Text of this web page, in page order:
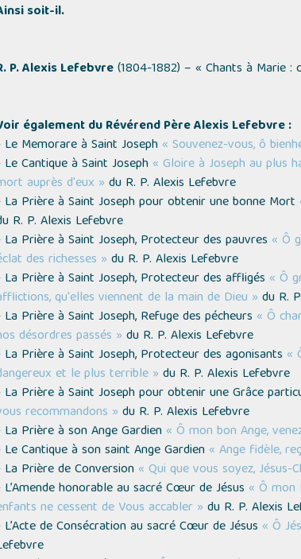
soit-il.
P. Alexis Lefebvre(1804-1882) – « Chants à Marie :
également du Révérend Père Alexis Lefebvre :
Le Memorare à Saint Joseph « Souvenez-vous, ô
Le Cantique à Saint Joseph « Gloire à Joseph au plus
auprès d'eux » du R. P. Alexis Lefebvre
La Prière à Saint Joseph pour obtenir une bonne Mort
R. P. Alexis Lefebvre
La Prière à Saint Joseph, Protecteur des pauvres « Ô
des richesses » du R. P. Alexis Lefebvre
La Prière à Saint Joseph, Protecteur des affligés « Ô
qu'elles viennent de la main de Dieu » du R.
La Prière à Saint Joseph, Refuge des pécheurs « Ô
désordres passés » du R. P. Alexis Lefebvre
La Prière à Saint Joseph, Protecteur des agonisants «
et le plus terrible » du R. P. Alexis Lefebvre
La Prière à Saint Joseph pour obtenir une Grâce
recommandons » du R. P. Alexis Lefebvre
La Prière à son Ange Gardien « Ô mon bon Ange,
Le Cantique à son saint Ange Gardien « Ange fidèle,
La Prière de Conversion « Qui que vous soyez,
L’Amende honorable au sacré Cœur de Jésus « Ô mon
ne cessent de Vous accabler » du R. P. Alexis
L’Acte de Consécration au sacré Cœur de Jésus « Ô